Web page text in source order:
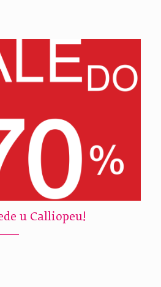
u Calliopeu!